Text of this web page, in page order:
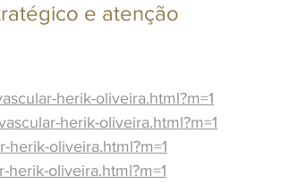
e atenção
herik-oliveira.html?m=1
herik-oliveira.html?m=1
oliveira.html?m=1
oliveira.html?m=1